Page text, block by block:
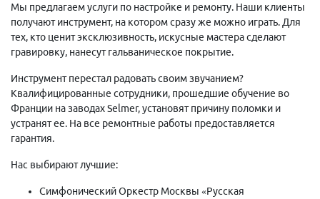
Мы предлагаем услуги по настройке и ремонту. Наши клиенты
получают инструмент, на котором сразу же можно играть. Для
тех, кто ценит эксклюзивность, искусные мастера сделают
гравировку, нанесут гальваническое покрытие.
Инструмент перестал радовать своим звучанием?
Квалифицированные сотрудники, прошедшие обучение во
Франции на заводах Selmer, установят причину поломки и
устранят ее. На все ремонтные работы предоставляется
гарантия.
Нас выбирают лучшие:
Симфонический Оркестр Москвы «Русская